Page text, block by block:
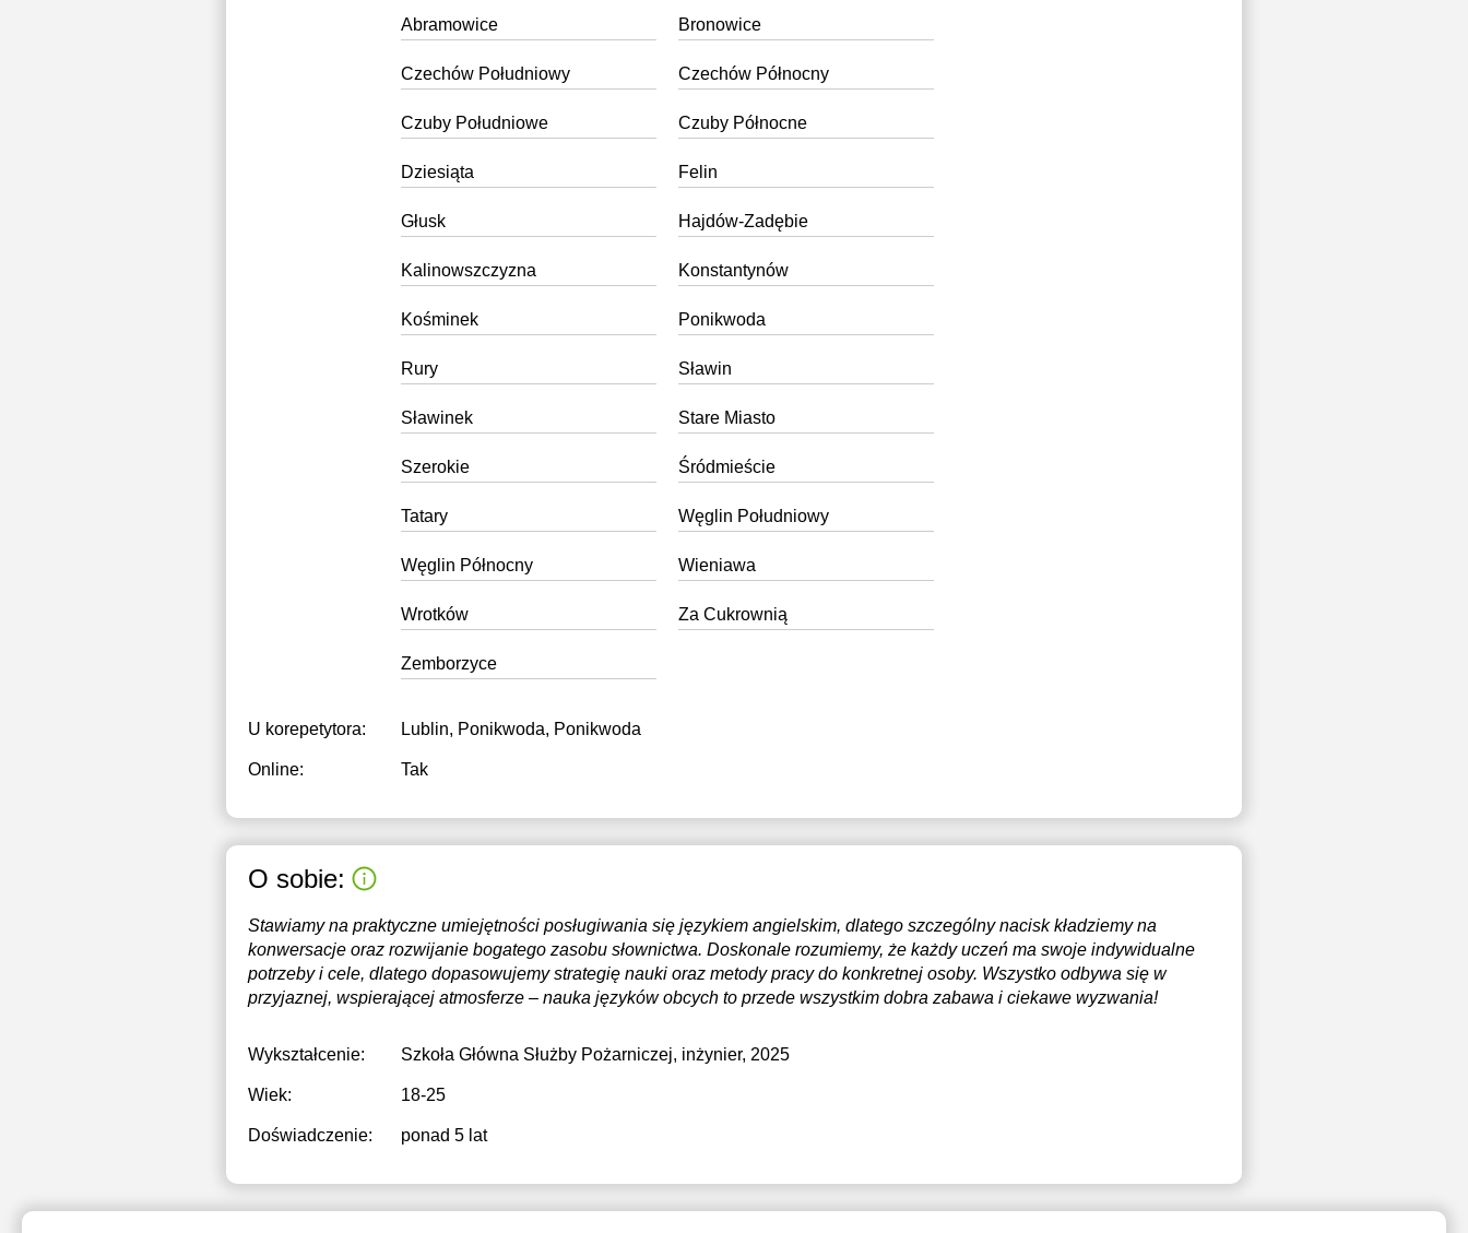
Abramowice
Bronowice
Czechów Południowy Czechów Północny
Czuby Południowe Czuby Północne
Dziesiąta Felin
Głusk Hajdów-Zadębie
Kalinowszczyzna Konstantynów
Kośminek Ponikwoda
Rury Sławin
Sławinek Stare Miasto
Szerokie Śródmieście
Tatary Węglin Południowy
Węglin Północny Wieniawa
Wrotków Za Cukrownią
Zemborzyce
U korepetytora: Lublin, Ponikwoda, Ponikwoda
Online: Tak
O sobie:
Stawiamy na praktyczne umiejętności posługiwania się językiem angielskim, dlatego szczególny nacisk kładziemy na
konwersacje oraz rozwijanie bogatego zasobu słownictwa. Doskonale rozumiemy, że każdy uczeń ma swoje indywidualne
potrzeby i cele, dlatego dopasowujemy strategię nauki oraz metody pracy do konkretnej osoby. Wszystko odbywa się w
przyjaznej, wspierającej atmosferze – nauka języków obcych to przede wszystkim dobra zabawa i ciekawe wyzwania!
Wykształcenie: Szkoła Główna Służby Pożarniczej, inżynier, 2025
Wiek: 18-25
Doświadczenie: ponad 5 lat
19:30
20:00
19:30